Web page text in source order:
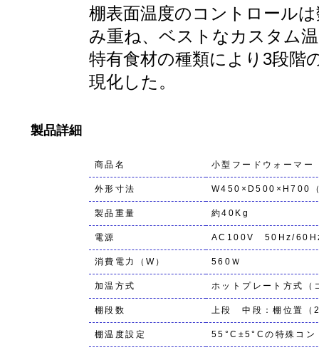
棚表面温度のコントロール
み重ね、ベストなカスタム
特有食材の種類により3段階
現化した。
製品詳細
商品名 小型フードウォーマ
外形寸法 W450×D500×H700
製品重量 約40Kg
電源 AC100V 50Hz/
消費電力（W） 560Ｗ
加温方式 ホットプレート方式（
棚段数 上段 中段：棚位置（
棚温度設定 55°C±5°Cの特殊コン